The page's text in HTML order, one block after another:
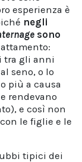
esperienza è
negli
sono
tra gli anni
seno, o lo
più a causa
rendevano
e così non
le figlie e le
tipici dei